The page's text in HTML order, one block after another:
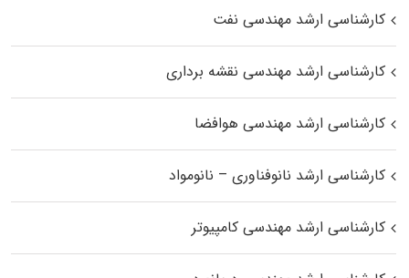
کارشناسی ارشد مهندسی نفت
کارشناسی ارشد مهندسی نقشه برداری
کارشناسی ارشد مهندسی هوافضا
کارشناسی ارشد نانوفناوری – نانومواد
کارشناسی ارشد مهندسی کامپیوتر